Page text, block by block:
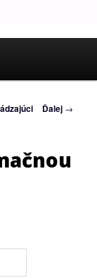
Human
Ďalej →